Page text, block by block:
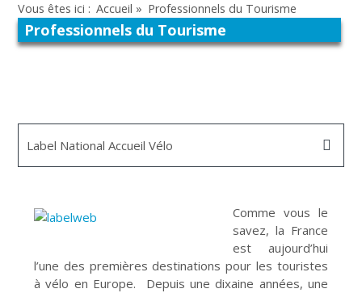
Vous êtes ici : Accueil » Professionnels du Tourisme
Professionnels du Tourisme
Label National Accueil Vélo
Comme vous le
savez, la France
est aujourd’hui
l’une des premières destinations pour les touristes
à vélo en Europe. Depuis une dixaine années, une